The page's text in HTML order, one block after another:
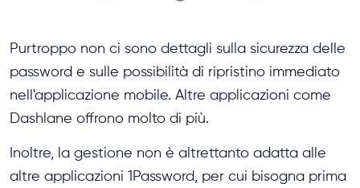
Purtroppo non ci sono dettagli sulla sicurezza delle
password e sulle possibilità di ripristino immediato
nell'applicazione mobile. Altre applicazioni come
Dashlane offrono molto di più.
Inoltre, la gestione non è altrettanto adatta alle
altre applicazioni 1Password, per cui bisogna prima